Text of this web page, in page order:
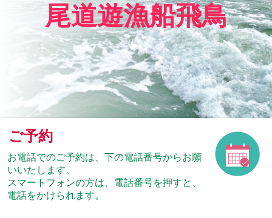
尾道遊漁船飛鳥
ご予約
お電話でのご予約は、下の電話番号からお願
いいたします。
スマートフォンの方は、電話番号を押すと、
電話をかけられます。